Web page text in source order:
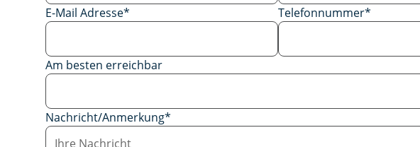
E-Mail Adresse* Telefonnummer*
Am besten erreichbar
Nachricht/Anmerkung*